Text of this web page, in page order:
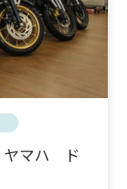
ヤマハ ド